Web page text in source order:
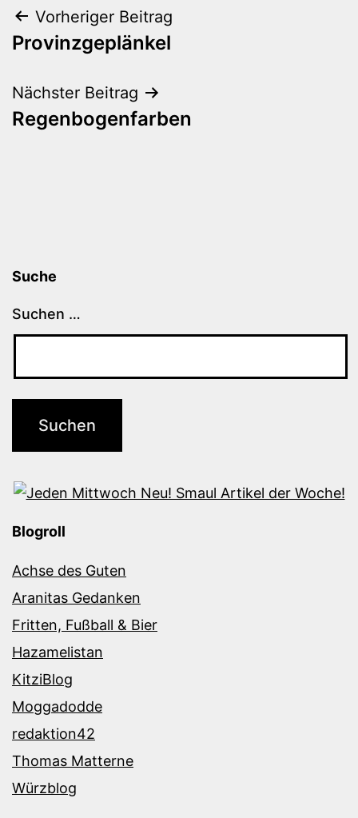
Beitragsnavigation
Vorheriger Beitrag
Provinzgeplänkel
Nächster Beitrag
Regenbogenfarben
Suche
Suchen …
Blogroll
Achse des Guten
Aranitas Gedanken
Fritten, Fußball & Bier
Hazamelistan
KitziBlog
Moggadodde
redaktion42
Thomas Matterne
Würzblog